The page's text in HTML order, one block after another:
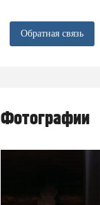
Обратная связь
Фотографии